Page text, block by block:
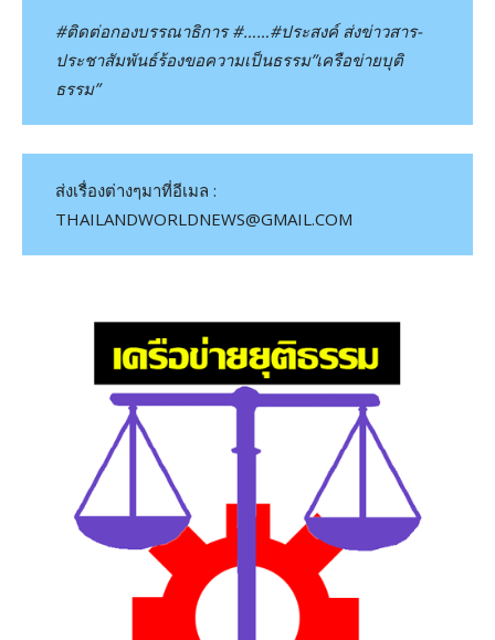
#ติดต่อกองบรรณาธิการ #……#ประสงค์ ส่งข่าวสาร-
ประชาสัมพันธ์ร้องขอความเป็นธรรม”เครือข่ายบุติ
ธรรม”
ส่งเรื่องต่างๆมาที่อีเมล :
THAILANDWORLDNEWS@GMAIL.COM